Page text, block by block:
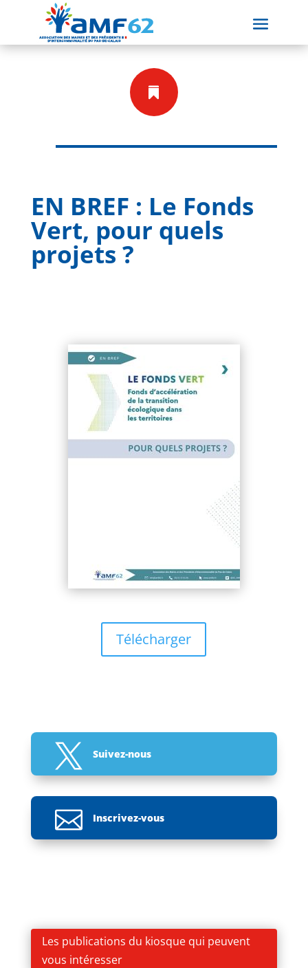

EN BREF : Le Fonds
Vert, pour quels
projets ?
Télécharger
 Suivez-nous
 Inscrivez-vous
Les publications du kiosque qui peuvent
vous intéresser